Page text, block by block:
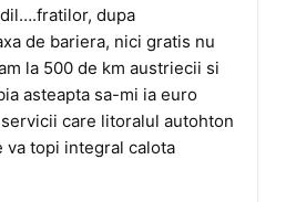
dupa
de bariera, nici gratis nu
la 500 de km austriecii si
asteapta sa-mi ia euro
care litoralul autohton
va topi integral calota